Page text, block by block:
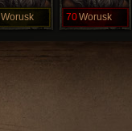
Worusk 70Worusk